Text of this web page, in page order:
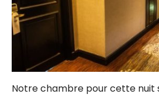
Notre chambre pour cette nuit